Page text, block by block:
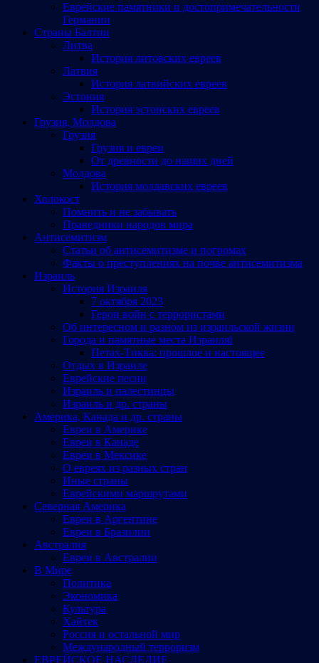
Еврейские памятники и достопримечательности
Германии
Страны Балтии
Литва
История литовских евреев
Латвия
История латвийских евреев
Эстония
История эстонских евреев
Грузия, Молдова
Грузия
Грузия и евреи
От древности до наших дней
Молдова
История молдавских евреев
Холокост
Помнить и не забывать
Праведники народов мира
Антисемитизм
Статьи об антисемитизме и погромах
Факты о преступлениях на почве антисемитизма
Израиль
История Израиля
7 октября 2023
Герои войн с террористами
Об интересном и разном из израильской жизни
Города и памятные места Израиляl
Петах-Тиква: прошлое и настоящее
Отдых в Израиле
Еврейские песни
Израиль и палестинцы
Израиль и др. страны
Америка, Канада и др. страны
Евреи в Америке
Евреи в Канаде
Евреи в Мексике
О евреях из разных стран
Иные страны
Еврейскими маршрутами
Северная Америка
Евреи в Аргентине
Евреи в Бразилии
Австралия
Евреи в Австралии
В Мире
Политика
Экономика
Культура
Хайтек
Россия и остальной мир
Международный терроризм
ЕВРЕЙСКОЕ НАСЛЕДИЕ